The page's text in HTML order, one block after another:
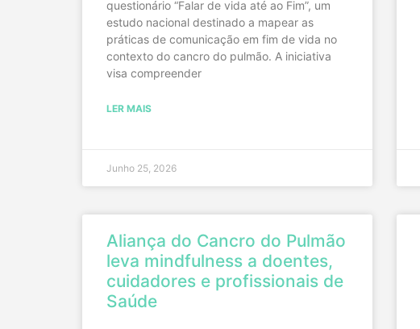
questionário “Falar de vida até ao Fim”, um
estudo nacional destinado a mapear as
práticas de comunicação em fim de vida no
contexto do cancro do pulmão. A iniciativa
visa compreender
LER MAIS
Junho 25, 2026
Aliança do Cancro do Pulmão
leva mindfulness a doentes,
cuidadores e profissionais de
Saúde